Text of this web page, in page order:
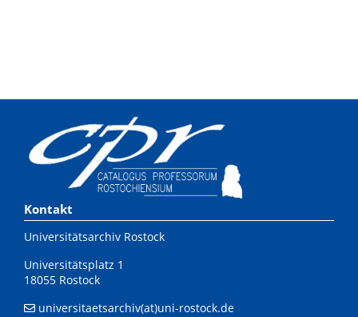
Kontakt
Universitätsarchiv Rostock
Universitätsplatz 1
18055 Rostock
universitaetsarchiv(at)uni-rostock.de